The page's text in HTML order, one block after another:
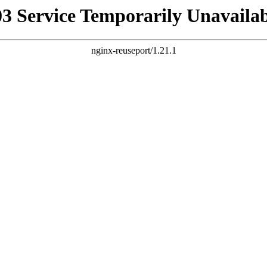
Service Temporarily
nginx-reuseport/1.21.1